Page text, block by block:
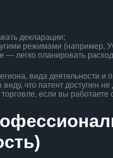
декларации;
режимами (например,
— легко планировать
вида деятельности и
что патент доступен
если вы работаете